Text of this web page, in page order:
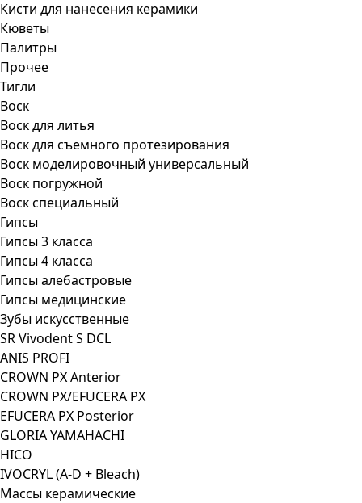
Кисти для нанесения керамики
Кюветы
Палитры
Прочее
Тигли
Воск
Воск для литья
Воск для съемного протезирования
Воск моделировочный универсальный
Воск погружной
Воск специальный
Гипсы
Гипсы 3 класса
Гипсы 4 класса
Гипсы алебастровые
Гипсы медицинские
Зубы искусственные
SR Vivodent S DCL
ANIS PROFI
CROWN PX Anterior
CROWN PX/EFUCERA PX
EFUCERA PX Posterior
GLORIA YAMAHACHI
HICO
IVOCRYL (A-D + Bleach)
Массы керамические